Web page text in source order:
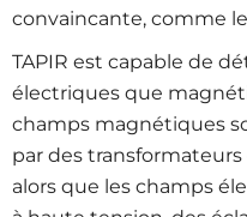
convaincante, comme
TAPIR est capable de
électriques que
champs magnétiques
par des
alors que les champs